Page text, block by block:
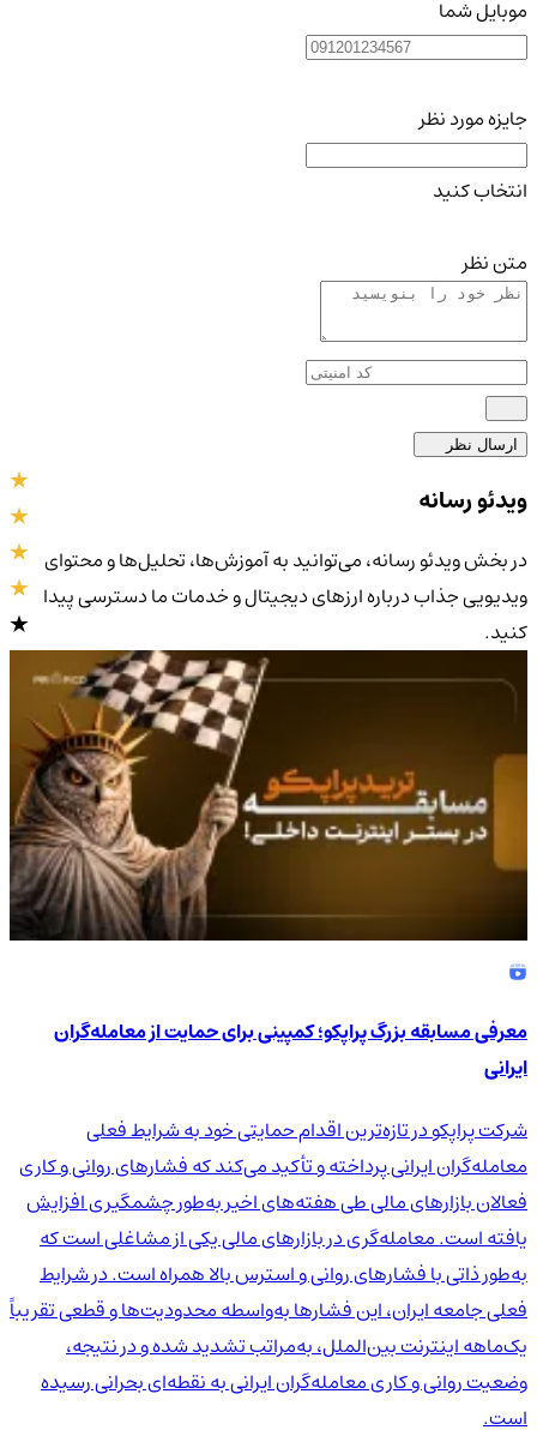
موبایل شما
جایزه مورد نظر
انتخاب کنید
متن نظر
ارسال نظر
4.9/5
ویدئو رسانه
در بخش ویدئو رسانه، می‌توانید به آموزش‌ها، تحلیل‌ها و محتوای
ویدیویی جذاب درباره ارزهای دیجیتال و خدمات ما دسترسی پیدا
کنید.
معرفی مسابقه بزرگ پراپکو؛ کمپینی برای حمایت از معامله‌گران
ایرانی
شرکت پراپکو در تازه‌ترین اقدام حمایتی خود به شرایط فعلی
معامله‌گران ایرانی پرداخته و تأکید می‌کند که فشارهای روانی و کاری
فعالان بازارهای مالی طی هفته‌های اخیر به‌طور چشمگیری افزایش
یافته است. معامله‌گری در بازارهای مالی یکی از مشاغلی است که
به‌طور ذاتی با فشارهای روانی و استرس بالا همراه است. در شرایط
فعلی جامعه ایران، این فشارها به‌واسطه محدودیت‌ها و قطعی تقریباً
یک‌ماهه اینترنت بین‌الملل، به‌مراتب تشدید شده و در نتیجه،
وضعیت روانی و کاری معامله‌گران ایرانی به نقطه‌ای بحرانی رسیده
است.